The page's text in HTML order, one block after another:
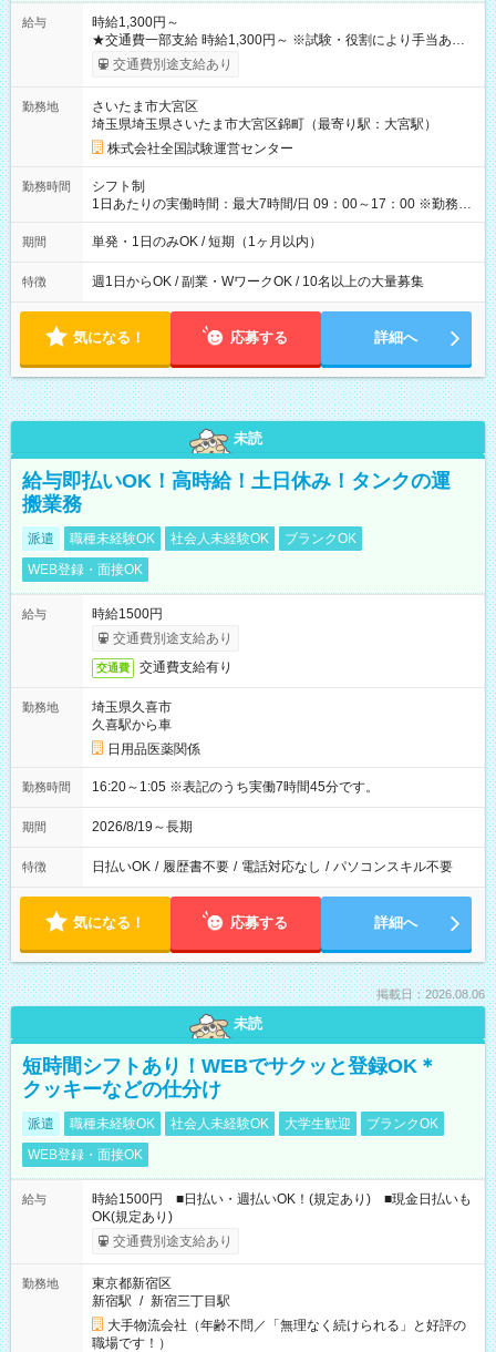
給与
時給1,300円～
★交通費一部支給 時給1,300円～ ※試験・役割により手当あり
※勤務回数により昇給あり 【即給（前払い）オプションあ
り！】 希望される場合、勤務から1週間ほどで給与の一部を受け
例】 ・河合塾模擬試験 8:30～17:30（休憩1時間） 時給1,300円
×8時間＝日収10,400円＋交通費 ※当日の役割により時給＋100
円の場合あり ・国家試験 7:00～13:30（休憩なし） 時給1,300
円（役割手当＋100円）×6時間＝日収8,400円＋交通費 【試用期
間】試用期間なし
交通費別途支給あり
勤務地
さいたま市大宮区
埼玉県埼玉県さいたま市大宮区錦町（最寄り駅：大宮駅）
株式会社全国試験運営センター
勤務時間
シフト制
1日あたりの実働時間：最大7時間/日 09：00～17：00 ※勤務時
間は 試験により異なります。
期間 単発・1日のみOK / 短期（1ヶ月以内）
特徴 週1日からOK / 副業・WワークOK / 10名以上の大量募集
気になる！ 応募する 詳細へ
未読
給与即払いOK！高時給！土日休み！タンクの運
搬業務
派遣 職種未経験OK 社会人未経験OK
ブランクOK
WEB登録・面接OK
給与
時給1500円
交通費別途支給あり
交通費 交通費支給有り
勤務地
埼玉県久喜市
久喜駅から車
日用品医薬関係
勤務時間 16:20～1:05 ※表記のうち実働7時間45分です。
期間 2026/8/19～長期
特徴 日払いOK / 履歴書不要 / 電話対応なし / パソコンスキル不要
気になる！ 応募する 詳細へ
掲載日：2026.08.06
未読
短時間シフトあり！WEBでサクッと登録OK＊
クッキーなどの仕分け
派遣 職種未経験OK 社会人未経験OK 大学生歓迎
ブランクOK
WEB登録・面接OK
給与
時給1500円 ■日払い・週払いOK！(規定あり) ■現金日払いも
OK(規定あり)
交通費別途支給あり
勤務地
東京都新宿区
新宿駅 / 新宿三丁目駅
大手物流会社（年齢不問／「無理なく続けられる」と好評の
職場です！）